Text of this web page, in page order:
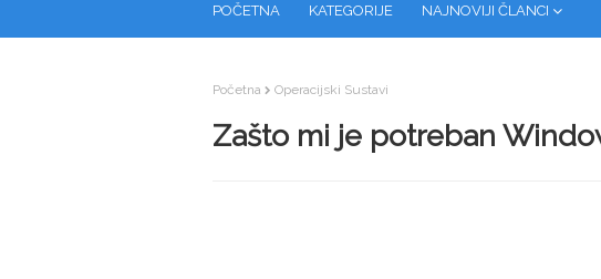
POČETNA KATEGORIJE NAJNOVIJI ČLANCI
Početna Operacijski Sustavi
Zašto mi je potreban